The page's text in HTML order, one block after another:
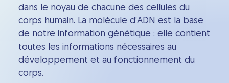
dans le noyau de chacune des cellules du
corps humain. La molécule d’ADN est la base
de notre information génétique : elle contient
toutes les informations nécessaires au
développement et au fonctionnement du
corps.